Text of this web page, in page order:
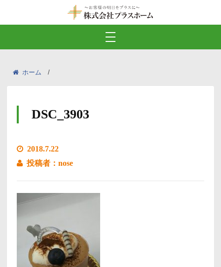
ホーム
DSC_3903
2018.7.22
投稿者：nose